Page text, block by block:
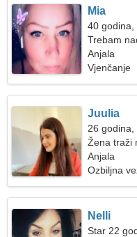
Mia
40 godina,
Trebam
Anjala
Vjenčanje
Juulia
26 godina,
Žena traži
Anjala
Ozbiljna
Nelli
Star 22